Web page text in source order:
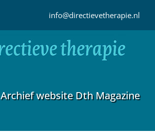
info@directievetherapie.nl
Archief website Dth Magazine